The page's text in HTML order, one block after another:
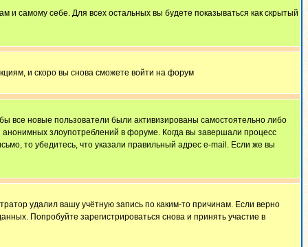
и самому себе. Для всех остальных вы будете показываться как скрытый
и скоро вы снова сможете войти на форум
все новые пользователи были активизированы самостоятельно либо
злоупотреблений в форуме. Когда вы завершали процесс
то убедитесь, что указали правильный адрес e-mail. Если же вы
удалил вашу учётную запись по каким-то причинам. Если верно
Попробуйте зарегистрироваться снова и принять участие в